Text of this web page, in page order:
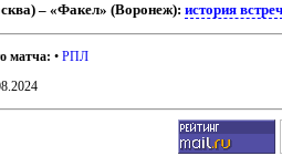
– «Факел» (Воронеж):история
матча: •РПЛ